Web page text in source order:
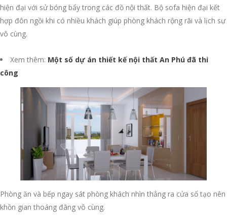
hiện đại với sử bóng bẩy trong các đồ nội thất. Bộ sofa hiện đại kết
hợp đôn ngồi khi có nhiều khách giúp phòng khách rộng rãi và lịch sự
vô cùng.
Xem thêm: Một số dự án thiết kế nội thất An Phú đã thi
công
Phòng ăn và bếp ngay sát phòng khách nhìn thẳng ra cửa sổ tạo nên
khồn gian thoáng đãng vô cùng.